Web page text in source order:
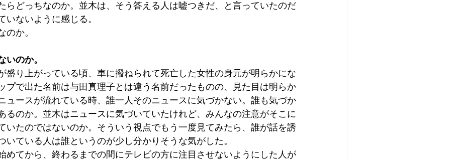
らどっちなのか。並木は、そう答える人は嘘つきだ、と言っていたのだ
いないように感じる。
か。
いのか。
り上がっている頃、車に撥ねられて死亡した女性の身元が明らかにな
プで出た名前は与田真理子とは違う名前だったものの、見た目は明らか
ュースが流れている時、誰一人そのニュースに気づかない。誰も気づか
るのか。並木はニュースに気づいていたけれど、みんなの注意がそこに
いたのではないのか。そういう視点でもう一度見てみたら、誰が話を誘
いている人は誰というのが少し分かりそうな気がした。
てから、終わるまでの間にテレビの方に注目させないようにした人が